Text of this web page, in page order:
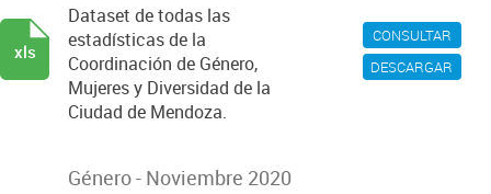
CONSULTAR
DESCARGAR
Dataset de todas las
estadísticas de la
Coordinación de Género,
Mujeres y Diversidad de la
Ciudad de Mendoza.
xls
Género - Noviembre 2020